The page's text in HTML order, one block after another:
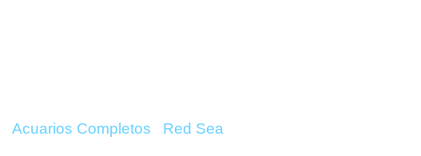
Acuarios Completos Red Sea